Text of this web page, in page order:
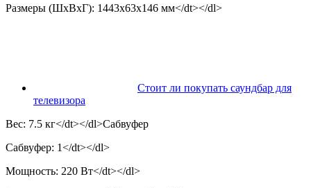
Размеры (ШхВхГ): 1443x63x146 мм</dt></dl>
Стоит ли покупать саундбар для
телевизора
Вес: 7.5 кг</dt></dl>Сабвуфер
Сабвуфер: 1</dt></dl>
Мощность: 220 Вт</dt></dl>